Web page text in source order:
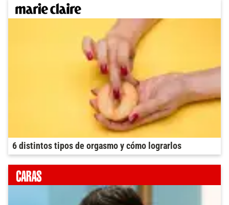
6 distintos tipos de orgasmo y cómo lograrlos